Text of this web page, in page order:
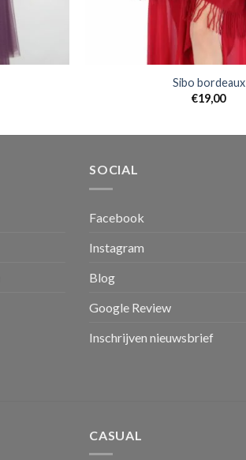
Sibo bordeaux
€19,00
SOCIAL
Facebook
Instagram
Blog
Google Review
Inschrijven nieuwsbrief
CASUAL